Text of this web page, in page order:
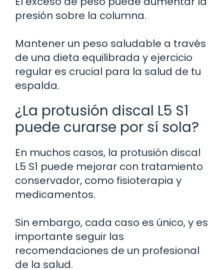
presión sobre la columna.
Mantener un peso saludable a través
de una dieta equilibrada y ejercicio
regular es crucial para la salud de tu
espalda.
¿La protusión discal L5 S1
puede curarse por sí sola?
En muchos casos, la protusión discal
L5 S1 puede mejorar con tratamiento
conservador, como fisioterapia y
medicamentos.
Sin embargo, cada caso es único, y es
importante seguir las
recomendaciones de un profesional
de la salud.